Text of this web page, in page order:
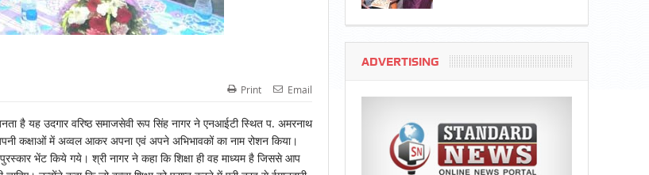
Print Email
है यह उदगार वरिष्ठ समाजसेवी रूप सिंह नागर ने एनआईटी स्थित प. अमरनाथ
कक्षाओं में अव्वल आकर अपना एवं अपने अभिभावकों का नाम रोशन किया।
भेंट किये गये। श्री नागर ने कहा कि शिक्षा ही वह माध्यम है जिससे आप
ADVERTISING